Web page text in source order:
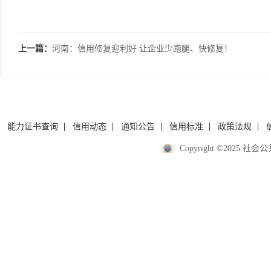
上一篇： 河南：信用修复迎利好 让企业少跑腿、快修复！
能力证书查询 信用动态 通知公告 信用标准 政策法规
Copyright ©2025 社会